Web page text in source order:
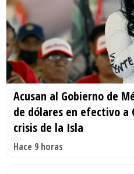
Acusan al Gobierno de
de dólares en efectivo a
crisis de la Isla
Hace 9 horas